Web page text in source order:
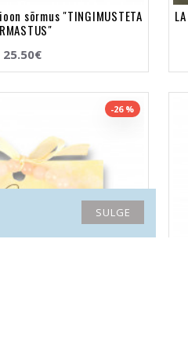
sõrmus "TINGIMUSTETA
25.50€
-26 %
SULGE